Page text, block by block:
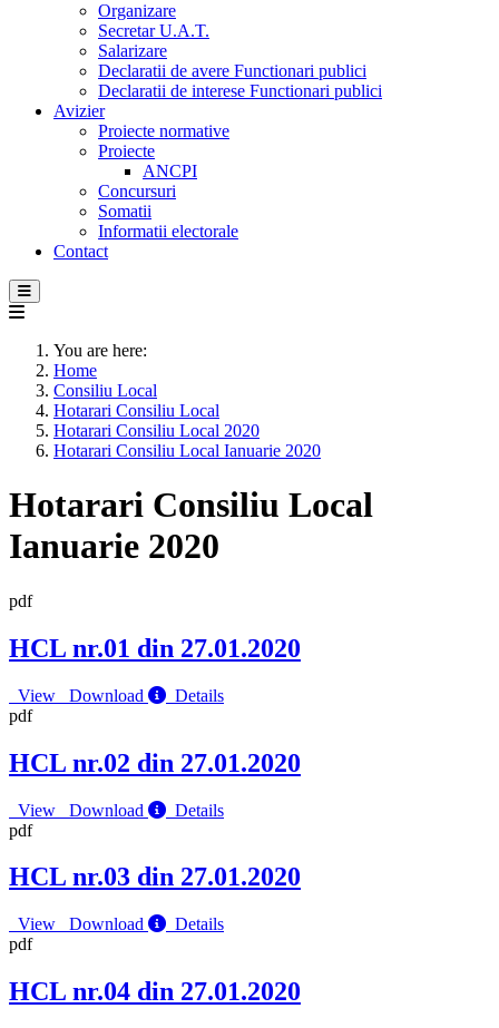
Organizare
Secretar U.A.T.
Salarizare
Declaratii de avere Functionari publici
Declaratii de interese Functionari publici
Avizier
Proiecte normative
Proiecte
ANCPI
Concursuri
Somatii
Informatii electorale
Contact
You are here:
Home
Consiliu Local
Hotarari Consiliu Local
Hotarari Consiliu Local 2020
Hotarari Consiliu Local Ianuarie 2020
Hotarari Consiliu Local
Ianuarie 2020
pdf
HCL nr.01 din 27.01.2020
View Download
Details
pdf
HCL nr.02 din 27.01.2020
View Download
Details
pdf
HCL nr.03 din 27.01.2020
View Download
Details
pdf
HCL nr.04 din 27.01.2020